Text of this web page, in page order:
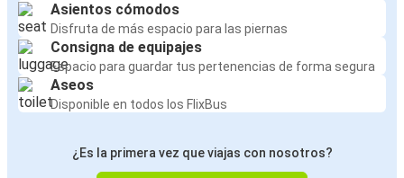
Asientos cómodos
Disfruta de más espacio para las piernas
Consigna de equipajes
Espacio para guardar tus pertenencias de forma segura
Aseos
Disponible en todos los FlixBus
¿Es la primera vez que viajas con nosotros?